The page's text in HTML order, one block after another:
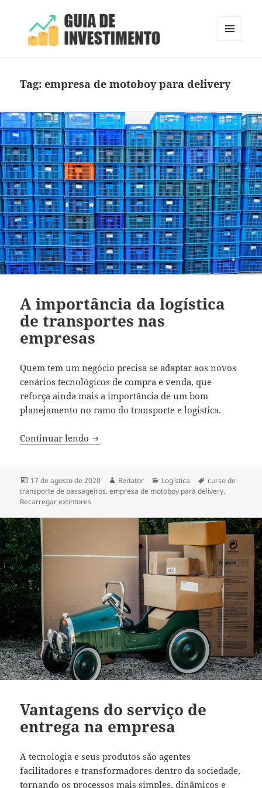
Tag:empresa de motoboy para delivery
A importância da logística
de transportes nas
empresas
Quem tem um negócio precisa se adaptar aos novos
cenários tecnológicos de compra e venda, que
reforça ainda mais a importância de um bom
planejamento no ramo do transporte e logistica.
Continuar lendo A importância da logística de
Publicado
em
17 de agosto de 2020 Autor
Redator Categorias
Logística Tags
curso de
transporte de passageiros,empresa de motoboy para delivery,
Recarregar extintores
Vantagens do serviço de
entrega na empresa
A tecnologia e seus produtos são agentes
facilitadores e transformadores dentro da sociedade,
tornando os processos mais simples, dinâmicos e